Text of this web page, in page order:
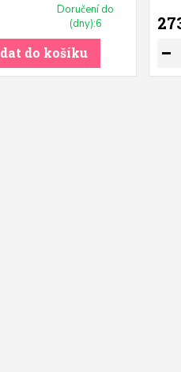
Doručení do
(dny):6
do košíku